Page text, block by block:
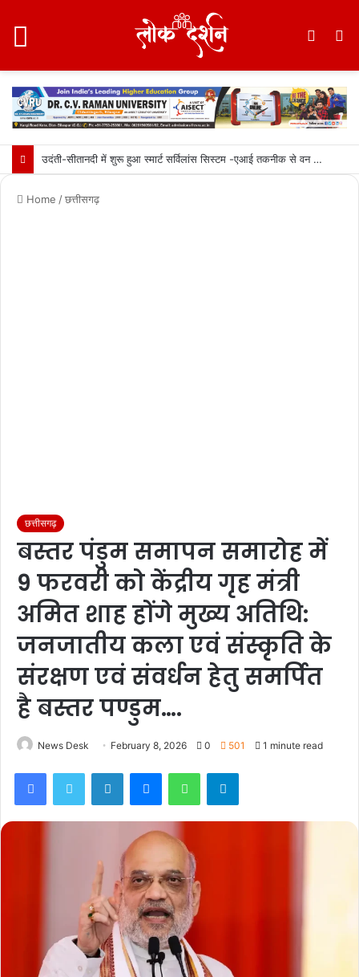
उदंती-सीतानदी में शुरू हुआ स्मार्ट सर्विलांस सिस्टम -एआई तकनीक से वन और वन्यजीवों की 24X7 निगरानी….
Home /छत्तीसगढ़
छत्तीसगढ़
बस्तर पंडुम समापन समारोह में
9 फरवरी को केंद्रीय गृह मंत्री
अमित शाह होंगे मुख्य अतिथि:
जनजातीय कला एवं संस्कृति के
संरक्षण एवं संवर्धन हेतु समर्पित
है बस्तर पण्डुम….
News Desk February 8, 2026 0 501 1 minute read